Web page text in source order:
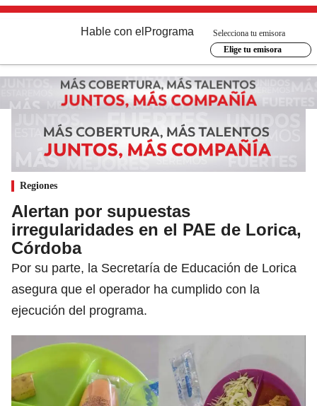
Hable con el Programa
Selecciona tu emisora
Elige tu emisora
Regiones
Alertan por supuestas
irregularidades en el PAE de Lorica,
Córdoba
Por su parte, la Secretaría de Educación de Lorica
asegura que el operador ha cumplido con la
ejecución del programa.